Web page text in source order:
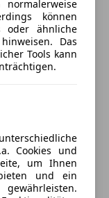
normalerweise
können
oder ähnliche
Das
Tools kann
Cookies und
um Ihnen
und ein